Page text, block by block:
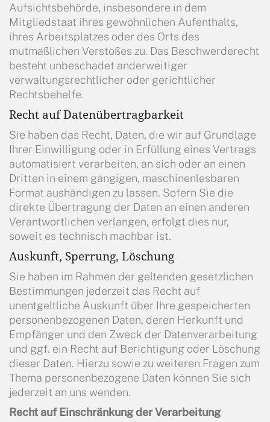
Aufsichtsbehörde, insbesondere in dem
Mitgliedstaat ihres gewöhnlichen Aufenthalts,
ihres Arbeitsplatzes oder des Orts des
mutmaßlichen Verstoßes zu. Das Beschwerderecht
besteht unbeschadet anderweitiger
verwaltungsrechtlicher oder gerichtlicher
Rechtsbehelfe.
Recht auf Datenübertragbarkeit
Sie haben das Recht, Daten, die wir auf Grundlage
Ihrer Einwilligung oder in Erfüllung eines Vertrags
automatisiert verarbeiten, an sich oder an einen
Dritten in einem gängigen, maschinenlesbaren
Format aushändigen zu lassen. Sofern Sie die
direkte Übertragung der Daten an einen anderen
Verantwortlichen verlangen, erfolgt dies nur,
soweit es technisch machbar ist.
Auskunft, Sperrung, Löschung
Sie haben im Rahmen der geltenden gesetzlichen
Bestimmungen jederzeit das Recht auf
unentgeltliche Auskunft über Ihre gespeicherten
personenbezogenen Daten, deren Herkunft und
Empfänger und den Zweck der Datenverarbeitung
und ggf. ein Recht auf Berichtigung oder Löschung
dieser Daten. Hierzu sowie zu weiteren Fragen zum
Thema personenbezogene Daten können Sie sich
jederzeit an uns wenden.
Recht auf Einschränkung der Verarbeitung